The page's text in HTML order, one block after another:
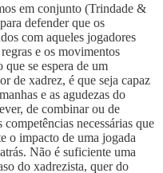
em conjunto (Trindade &
defender que os
com aqueles jogadores
e os movimentos
se espera de um
de xadrez, é que seja capaz
e as agudezas do
de combinar ou de
necessárias que
o impacto de uma jogada
Não é suficiente uma
do xadrezista, quer do